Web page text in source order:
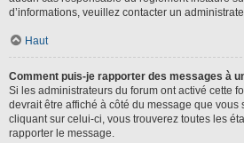
d’informations, veuillez contacter un
Haut
Comment puis-je rapporter des messages à
Si les administrateurs du forum ont activé cette
devrait être affiché à côté du message que vous
cliquant sur celui-ci, vous trouverez toutes les
rapporter le message.